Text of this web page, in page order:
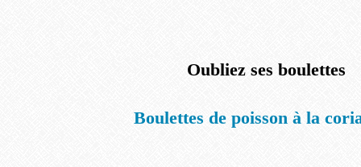
Oubliez ses boulettes
Boulettes de poisson à la